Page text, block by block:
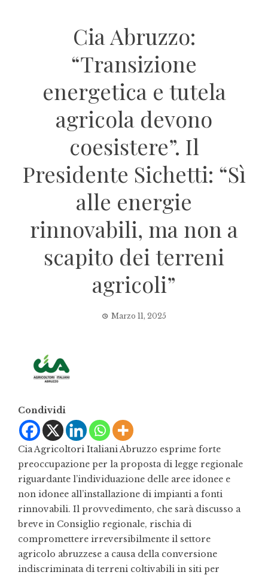
Cia Abruzzo:
“Transizione
energetica e tutela
agricola devono
coesistere”. Il
Presidente Sichetti: “Sì
alle energie
rinnovabili, ma non a
scapito dei terreni
agricoli”
Marzo 11, 2025
Condividi
Cia Agricoltori Italiani Abruzzo esprime forte
preoccupazione per la proposta di legge regionale
riguardante l’individuazione delle aree idonee e
non idonee all’installazione di impianti a fonti
rinnovabili. Il provvedimento, che sarà discusso a
breve in Consiglio regionale, rischia di
compromettere irreversibilmente il settore
agricolo abruzzese a causa della conversione
indiscriminata di terreni coltivabili in siti per